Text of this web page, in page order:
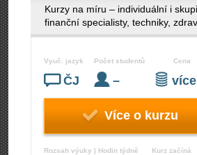
Kurzy na míru – individuální i
finanční specialisty, techniky,
Vyuč. jazyk
ČJ
Počet studentů
–
Cena
Více o kurzu
Rozsah výuky | Hodin týdně Kurz začíná